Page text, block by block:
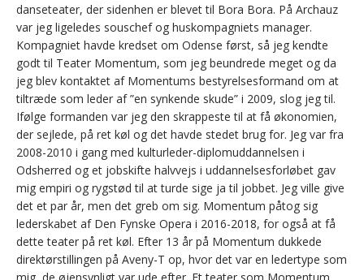
danseteater, der sidenhen er blevet til Bora Bora. På Archauz
var jeg ligeledes souschef og huskompagniets manager.
Kompagniet havde kredset om Odense først, så jeg kendte
godt til Teater Momentum, som jeg beundrede meget og da
jeg blev kontaktet af Momentums bestyrelsesformand om at
tiltræde som leder af ”en synkende skude” i 2009, slog jeg til.
Ifølge formanden var jeg den skrappeste til at få økonomien,
der sejlede, på ret køl og det havde stedet brug for. Jeg var fra
2008-2010 i gang med kulturleder-diplomuddannelsen i
Odsherred og et jobskifte halvvejs i uddannelsesforløbet gav
mig empiri og rygstød til at turde sige ja til jobbet. Jeg ville give
det et par år, men det greb om sig. Momentum påtog sig
lederskabet af Den Fynske Opera i 2016-2018, for også at få
dette teater på ret køl. Efter 13 år på Momentum dukkede
direktørstillingen på Aveny-T op, hvor det var en ledertype som